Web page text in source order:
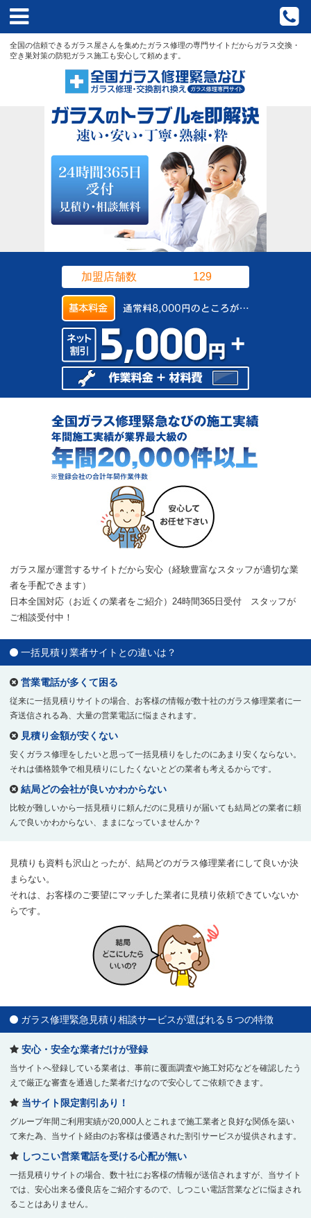
全国の信頼できるガラス屋さんを集めたガラス修理の専門サイトだからガラス交換・
空き巣対策の防犯ガラス施工も安心して頼めます。
加盟店舗数 129
ガラス屋が運営するサイトだから安心（経験豊富なスタッフが適切な業
者を手配できます）
日本全国対応（お近くの業者をご紹介）24時間365日受付 スタッフが
ご相談受付中！
一括見積り業者サイトとの違いは？
営業電話が多くて困る
従来に一括見積りサイトの場合、お客様の情報が数十社のガラス修理業者に一
斉送信される為、大量の営業電話に悩まされます。
見積り金額が安くない
安くガラス修理をしたいと思って一括見積りをしたのにあまり安くならない。
それは価格競争で相見積りにしたくないとどの業者も考えるからです。
結局どの会社が良いかわからない
比較が難しいから一括見積りに頼んだのに見積りが届いても結局どの業者に頼
んで良いかわからない、ままになっていませんか？
見積りも資料も沢山とったが、結局どのガラス修理業者にして良いか決
まらない。
それは、お客様のご要望にマッチした業者に見積り依頼できていないか
らです。
ガラス修理緊急見積り相談サービスが選ばれる５つの特徴
安心・安全な業者だけが登録
当サイトへ登録している業者は、事前に覆面調査や施工対応などを確認したう
えで厳正な審査を通過した業者だけなので安心してご依頼できます。
当サイト限定割引あり！
グループ年間ご利用実績が20,000人とこれまで施工業者と良好な関係を築い
て来た為、当サイト経由のお客様は優遇された割引サービスが提供されます。
しつこい営業電話を受ける心配が無い
一括見積りサイトの場合、数十社にお客様の情報が送信されますが、当サイト
では、安心出来る優良店をご紹介するので、しつこい電話営業などに悩まされ
ることはありません。
HOME
なびについて？
全国のブログ
よくある質問
お問い合わせ
プライバシーポリシー
サイトマップ